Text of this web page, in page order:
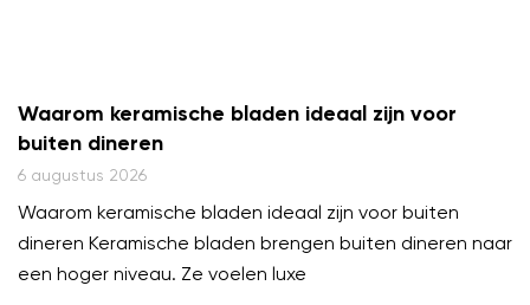
Waarom keramische bladen ideaal zijn voor
buiten dineren
6 augustus 2026
Waarom keramische bladen ideaal zijn voor buiten
dineren Keramische bladen brengen buiten dineren naar
een hoger niveau. Ze voelen luxe